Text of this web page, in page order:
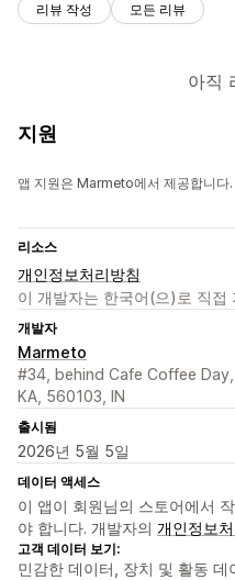
리뷰 작성 모든 리뷰
아직
지원
앱 지원은 Marmeto에서 제공합니다.
리소스
개인정보처리방침
이 개발자는 한국어(으)로 직접
개발자
Marmeto
#34, behind Cafe Coffee
KA, 560103, IN
출시됨
2026년 5월 5일
데이터 액세스
이 앱이 회원님의 스토어에서
야 합니다. 개발자의 개인정보
고객 데이터 보기:
민감한 데이터, 장치 및 활동 데